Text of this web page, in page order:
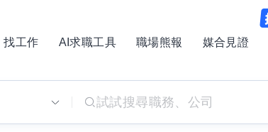
找工作 AI求職工具 職場熊報 媒合見證